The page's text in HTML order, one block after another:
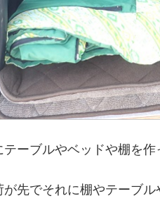
テーブルやベッドや棚を作
が先でそれに棚やテーブ